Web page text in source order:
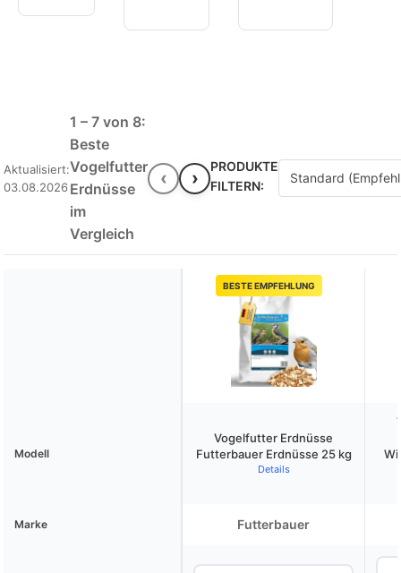
Aktualisiert:
03.08.2026
1 – 7 von 8:
Beste
Vogelfutter
Erdnüsse
im
Vergleich
‹ ›
PRODUKTE
FILTERN:
BESTE EMPFEHLUNG
Modell
Vogelfutter Erdnüsse
Futterbauer Erdnüsse 25 kg
Details
Marke Futterbauer